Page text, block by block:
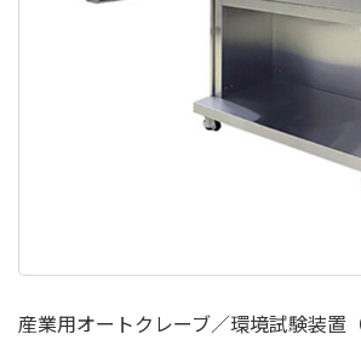
産業用オートクレーブ／環境試験装置